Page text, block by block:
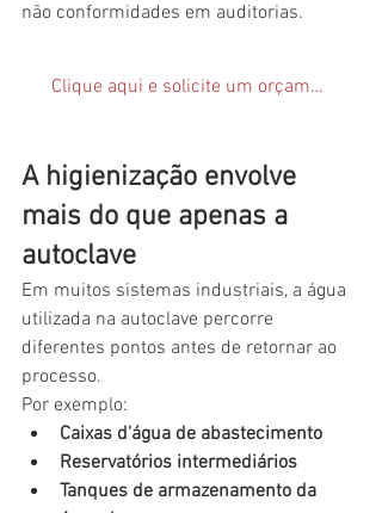
não conformidades em auditorias.
Clique aqui e solicite um orçamento
A higienização envolve
mais do que apenas a
autoclave
Em muitos sistemas industriais, a água
utilizada na autoclave percorre
diferentes pontos antes de retornar ao
processo.
Por exemplo:
Caixas d'água de abastecimento
Reservatórios intermediários
Tanques de armazenamento da